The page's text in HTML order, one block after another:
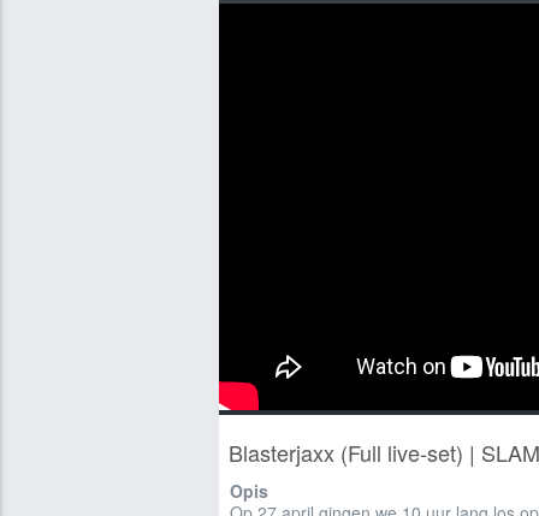
Blasterjaxx (Full live-set) |
Opis